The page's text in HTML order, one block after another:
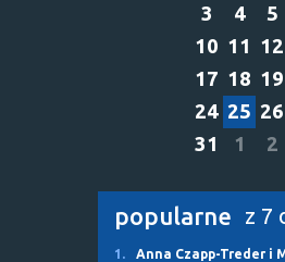
3
4 5
10 11 12
17 18 19
24 25 26
31
1 2
popularne z 7
1. Anna Czapp-Treder i